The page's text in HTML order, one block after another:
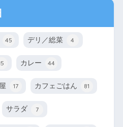
45 デリ／総菜 4
カレー 44
17 カフェごはん 81
サラダ 7